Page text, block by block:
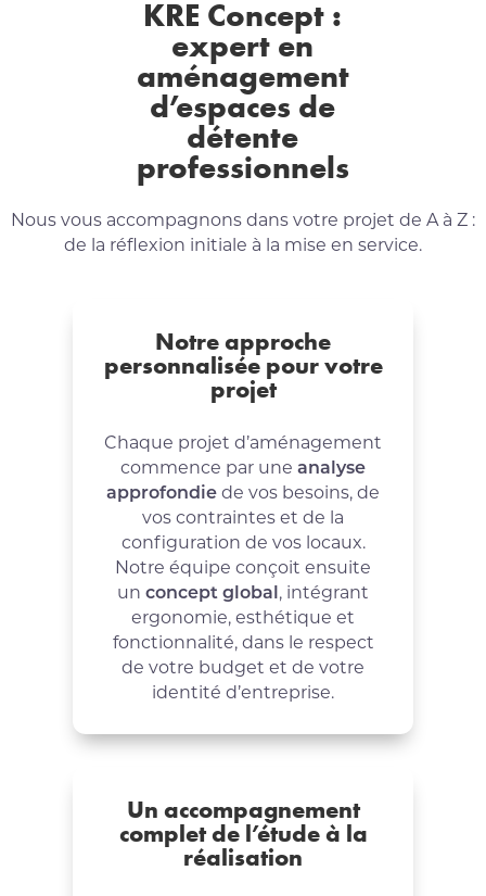
KRE Concept :
expert en
aménagement
d’espaces de
détente
professionnels
Nous vous accompagnons dans votre projet de A à Z :
de la réflexion initiale à la mise en service.
Notre approche
personnalisée pour votre
projet
Chaque projet d’aménagement
commence par une analyse
approfondiede vos besoins, de
vos contraintes et de la
configuration de vos locaux.
Notre équipe conçoit ensuite
un concept global, intégrant
ergonomie, esthétique et
fonctionnalité, dans le respect
de votre budget et de votre
identité d’entreprise.
Un accompagnement
complet de l’étude à la
réalisation